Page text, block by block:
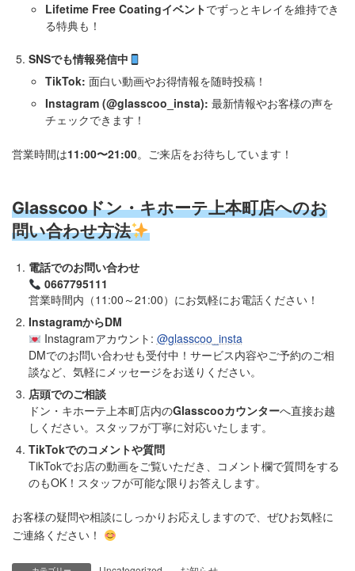
Lifetime Free Coatingイベントでずっとキレイを維持でき
る特典も！
SNSでも情報発信中
TikTok: 面白い動画やお得情報を随時投稿！
Instagram (@glasscoo_insta): 最新情報やお客様の声を
チェックできます！
営業時間は11:00〜21:00。ご来店をお待ちしています！
Glasscooドン・キホーテ上本町店へのお
問い合わせ方法
電話でのお問い合わせ
0667795111
営業時間内（11:00～21:00）にお気軽にお電話ください！
InstagramからDM
Instagramアカウント: @glasscoo_insta
DMでのお問い合わせも受付中！サービス内容やご予約のご相
談など、気軽にメッセージをお送りください。
店頭でのご相談
ドン・キホーテ上本町店内のGlasscooカウンターへ直接お越
しください。スタッフが丁寧に対応いたします。
TikTokでのコメントや質問
TikTokでお店の動画をご覧いただき、コメント欄で質問をする
のもOK！スタッフが可能な限りお答えします。
お客様の疑問や相談にしっかりお応えしますので、ぜひお気軽に
ご連絡ください！